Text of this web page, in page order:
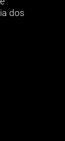
dos